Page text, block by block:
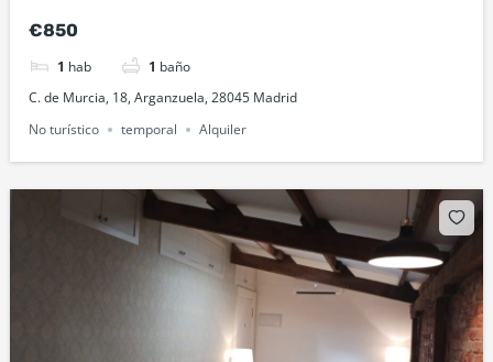
€850
1 hab 1 baño
C. de Murcia, 18, Arganzuela, 28045 Madrid
No turístico
temporal Alquiler